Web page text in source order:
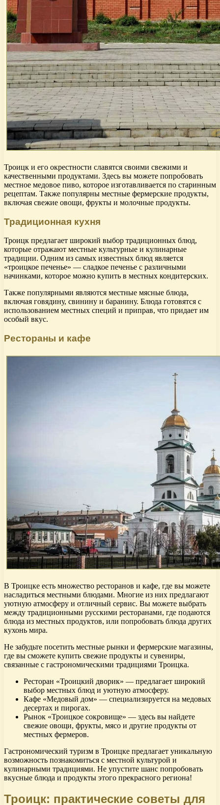
Троицк и его окрестности славятся своими свежими и
качественными продуктами. Здесь вы можете попробовать
местное медовое пиво, которое изготавливается по старинным
рецептам. Также популярны местные фермерские продукты,
включая свежие овощи, фрукты и молочные продукты.
Традиционная кухня
Троицк предлагает широкий выбор традиционных блюд,
которые отражают местные культурные и кулинарные
традиции. Одним из самых известных блюд является
«троицкое печенье» — сладкое печенье с различными
начинками, которое можно купить в местных кондитерских.
Также популярными являются местные мясные блюда,
включая говядину, свинину и баранину. Блюда готовятся с
использованием местных специй и приправ, что придает им
особый вкус.
Рестораны и кафе
В Троицке есть множество ресторанов и кафе, где вы можете
насладиться местными блюдами. Многие из них предлагают
уютную атмосферу и отличный сервис. Вы можете выбрать
между традиционными русскими ресторанами, где подаются
блюда из местных продуктов, или попробовать блюда других
кухонь мира.
Не забудьте посетить местные рынки и фермерские магазины,
где вы сможете купить свежие продукты и сувениры,
связанные с гастрономическими традициями Троицка.
Ресторан «Троицкий дворик» — предлагает широкий
выбор местных блюд и уютную атмосферу.
Кафе «Медовый дом» — специализируется на медовых
десертах и пирогах.
Рынок «Троицкое сокровище» — здесь вы найдете
свежие овощи, фрукты, мясо и другие продукты от
местных фермеров.
Гастрономический туризм в Троицке предлагает уникальную
возможность познакомиться с местной культурой и
кулинарными традициями. Не упустите шанс попробовать
вкусные блюда и продукты этого прекрасного региона!
Троицк: практические советы для